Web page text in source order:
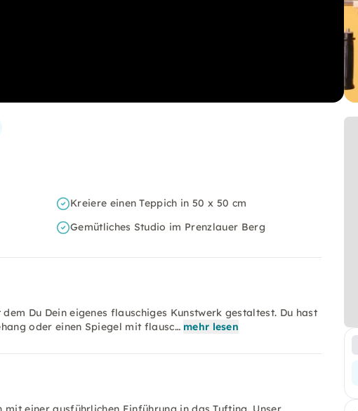
Kreiere einen Teppich in 50 x 50 cm
Gemütliches Studio im Prenzlauer Berg
Du Dein eigenes flauschiges Kunstwerk gestaltest. Du hast
oder einen Spiegel mit flausc… mehr lesen